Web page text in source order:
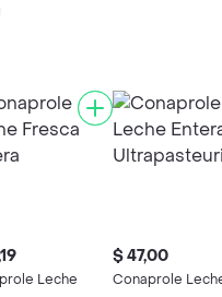
Leche
$ 47,00
Conaprole